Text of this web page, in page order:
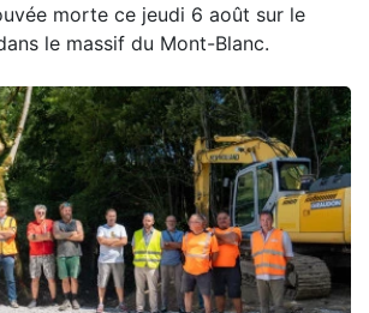
morte ce jeudi 6 août sur le
le massif du Mont-Blanc.